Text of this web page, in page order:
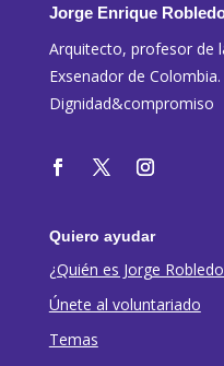
Jorge Enrique
Arquitecto, profesor de
Exsenador de
Dignidad&compromiso
Quiero ayudar
¿Quién es Jorge
Únete al voluntariado
Temas